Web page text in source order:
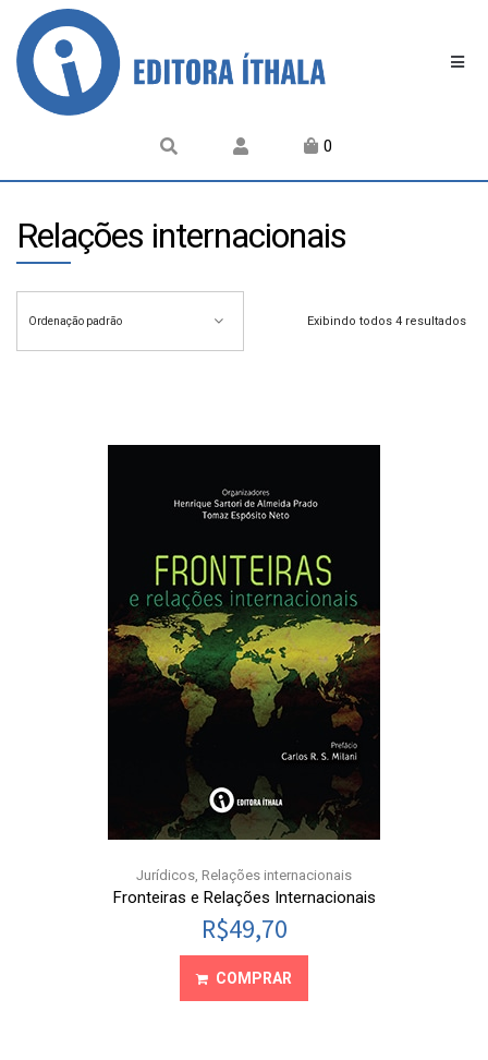
0
Relações internacionais
Exibindo todos 4 resultados
Jurídicos, Relações internacionais
Fronteiras e Relações Internacionais
R$49,70
COMPRAR